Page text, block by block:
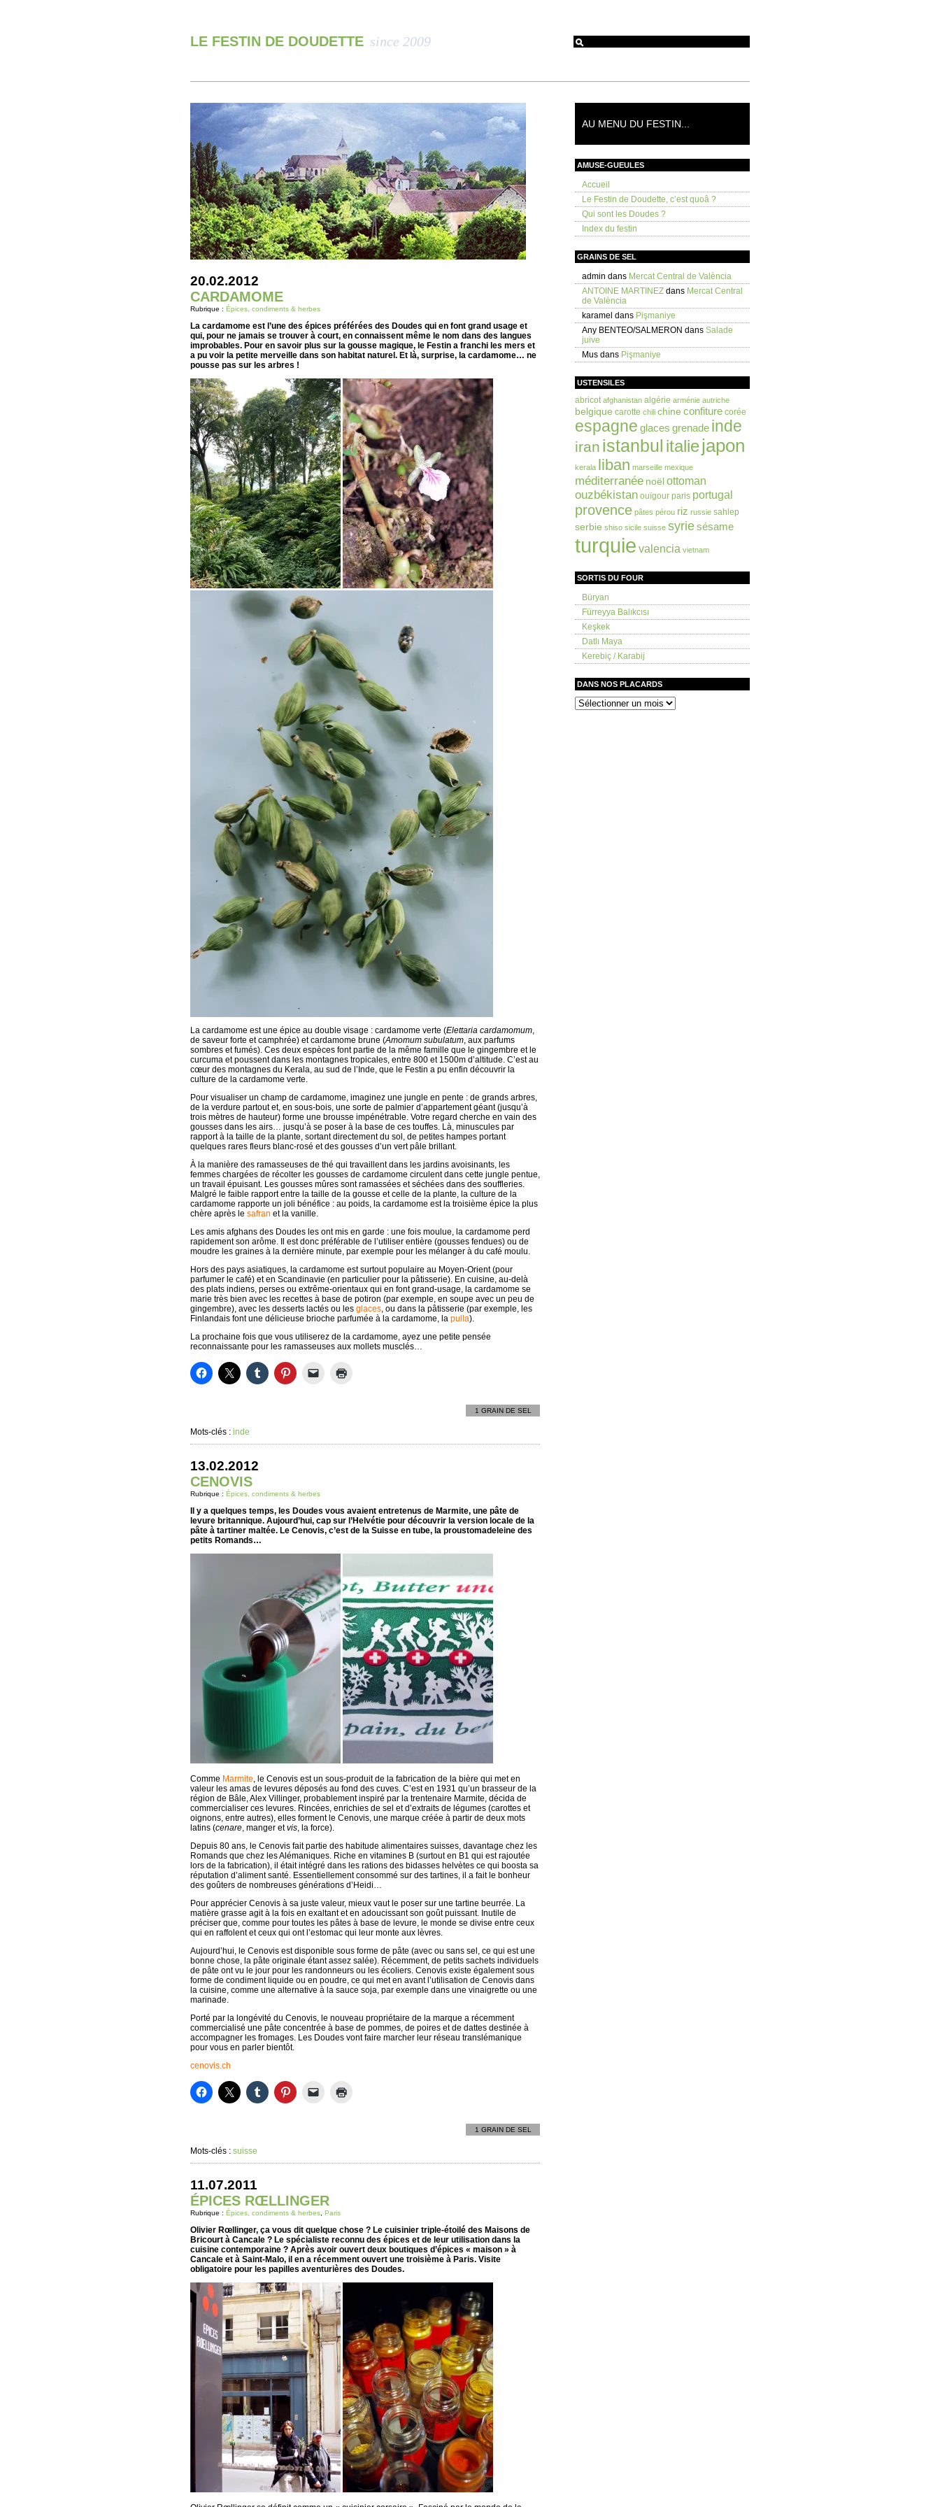
LE FESTIN DE DOUDETTE since 2009
20.02.2012
CARDAMOME
Rubrique : Épices, condiments & herbes
La cardamome est l’une des épices préférées des Doudes qui en font grand usage et
qui, pour ne jamais se trouver à court, en connaissent même le nom dans des langues
improbables. Pour en savoir plus sur la gousse magique, le Festin a franchi les mers et
a pu voir la petite merveille dans son habitat naturel. Et là, surprise, la cardamome… ne
pousse pas sur les arbres !
La cardamome est une épice au double visage : cardamome verte (Elettaria cardamomum,
de saveur forte et camphrée) et cardamome brune (Amomum subulatum, aux parfums
sombres et fumés). Ces deux espèces font partie de la même famille que le gingembre et le
curcuma et poussent dans les montagnes tropicales, entre 800 et 1500m d’altitude. C’est au
cœur des montagnes du Kerala, au sud de l’Inde, que le Festin a pu enfin découvrir la
culture de la cardamome verte.
Pour visualiser un champ de cardamome, imaginez une jungle en pente : de grands arbres,
de la verdure partout et, en sous-bois, une sorte de palmier d’appartement géant (jusqu’à
trois mètres de hauteur) forme une brousse impénétrable. Votre regard cherche en vain des
gousses dans les airs… jusqu’à se poser à la base de ces touffes. Là, minuscules par
rapport à la taille de la plante, sortant directement du sol, de petites hampes portant
quelques rares fleurs blanc-rosé et des gousses d’un vert pâle brillant.
À la manière des ramasseuses de thé qui travaillent dans les jardins avoisinants, les
femmes chargées de récolter les gousses de cardamome circulent dans cette jungle pentue,
un travail épuisant. Les gousses mûres sont ramassées et séchées dans des souffleries.
Malgré le faible rapport entre la taille de la gousse et celle de la plante, la culture de la
cardamome rapporte un joli bénéfice : au poids, la cardamome est la troisième épice la plus
chère après le safran et la vanille.
Les amis afghans des Doudes les ont mis en garde : une fois moulue, la cardamome perd
rapidement son arôme. Il est donc préférable de l’utiliser entière (gousses fendues) ou de
moudre les graines à la dernière minute, par exemple pour les mélanger à du café moulu.
Hors des pays asiatiques, la cardamome est surtout populaire au Moyen-Orient (pour
parfumer le café) et en Scandinavie (en particulier pour la pâtisserie). En cuisine, au-delà
des plats indiens, perses ou extrême-orientaux qui en font grand-usage, la cardamome se
marie très bien avec les recettes à base de potiron (par exemple, en soupe avec un peu de
gingembre), avec les desserts lactés ou les glaces, ou dans la pâtisserie (par exemple, les
Finlandais font une délicieuse brioche parfumée à la cardamome, la pulla).
La prochaine fois que vous utiliserez de la cardamome, ayez une petite pensée
reconnaissante pour les ramasseuses aux mollets musclés…
1 GRAIN DE SEL
Mots-clés : inde
13.02.2012
CENOVIS
Rubrique : Épices, condiments & herbes
Il y a quelques temps, les Doudes vous avaient entretenus de Marmite, une pâte de
levure britannique. Aujourd’hui, cap sur l’Helvétie pour découvrir la version locale de la
pâte à tartiner maltée. Le Cenovis, c’est de la Suisse en tube, la proustomadeleine des
petits Romands…
Comme Marmite, le Cenovis est un sous-produit de la fabrication de la bière qui met en
valeur les amas de levures déposés au fond des cuves. C’est en 1931 qu’un brasseur de la
région de Bâle, Alex Villinger, probablement inspiré par la trentenaire Marmite, décida de
commercialiser ces levures. Rincées, enrichies de sel et d’extraits de légumes (carottes et
oignons, entre autres), elles forment le Cenovis, une marque créée à partir de deux mots
latins (cenare, manger etvis, la force).
Depuis 80 ans, le Cenovis fait partie des habitude alimentaires suisses, davantage chez les
Romands que chez les Alémaniques. Riche en vitamines B (surtout en B1 qui est rajoutée
lors de la fabrication), il était intégré dans les rations des bidasses helvètes ce qui boosta sa
réputation d’aliment santé. Essentiellement consommé sur des tartines, il a fait le bonheur
des goûters de nombreuses générations d’Heidi…
Pour apprécier Cenovis à sa juste valeur, mieux vaut le poser sur une tartine beurrée. La
matière grasse agit à la fois en exaltant et en adoucissant son goût puissant. Inutile de
préciser que, comme pour toutes les pâtes à base de levure, le monde se divise entre ceux
qui en raffolent et ceux qui ont l’estomac qui leur monte aux lèvres.
Aujourd’hui, le Cenovis est disponible sous forme de pâte (avec ou sans sel, ce qui est une
bonne chose, la pâte originale étant assez salée). Récemment, de petits sachets individuels
de pâte ont vu le jour pour les randonneurs ou les écoliers. Cenovis existe également sous
forme de condiment liquide ou en poudre, ce qui met en avant l’utilisation de Cenovis dans
la cuisine, comme une alternative à la sauce soja, par exemple dans une vinaigrette ou une
marinade.
Porté par la longévité du Cenovis, le nouveau propriétaire de la marque a récemment
commercialisé une pâte concentrée à base de pommes, de poires et de dattes destinée à
accompagner les fromages. Les Doudes vont faire marcher leur réseau translémanique
pour vous en parler bientôt.
cenovis.ch
1 GRAIN DE SEL
Mots-clés : suisse
11.07.2011
ÉPICES RŒLLINGER
Rubrique : Épices, condiments & herbes Paris
Olivier Rœllinger, ça vous dit quelque chose ? Le cuisinier triple-étoilé des Maisons de
Bricourt à Cancale ? Le spécialiste reconnu des épices et de leur utilisation dans la
cuisine contemporaine ? Après avoir ouvert deux boutiques d’épices « maison » à
Cancale et à Saint-Malo, il en a récemment ouvert une troisième à Paris. Visite
obligatoire pour les papilles aventurières des Doudes.
AU MENU DU FESTIN...
AMUSE-GUEULES
Accueil
Le Festin de Doudette, c’est quoâ ?
Qui sont les Doudes ?
Index du festin
GRAINS DE SEL
admin dans Mercat Central de València
ANTOINE MARTINEZ dans Mercat Central
de València
karamel dans Pişmaniye
Any BENTEO/SALMERON dans Salade
juive
Mus dans Pişmaniye
USTENSILES
abricot afghanistan algérie arménie autriche
belgique carotte chili chine confiture corée
espagne glaces grenade inde
iran istanbul italiejapon
kerala liban marseille mexique
méditerranée noëlottoman
ouzbékistan ouïgour paris portugal
provence pâtes pérou riz russie sahlep
serbie shiso sicile suisse syriesésame
turquie valencia vietnam
SORTIS DU FOUR
Büryan
Fürreyya Balıkcısı
Keşkek
Datlı Maya
Kerebiç / Karabij
DANS NOS PLACARDS
dans
nos